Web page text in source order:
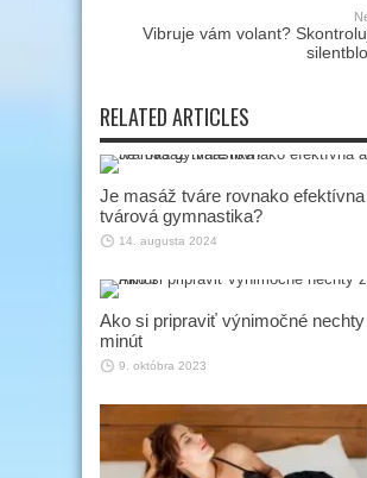
Vibruje vám volant?
RELATED ARTICLES
Je masáž tváre rovnako
tvárová gymnastika?
14. augusta 2024
Ako si pripraviť výnimočné
minút
9. októbra 2023